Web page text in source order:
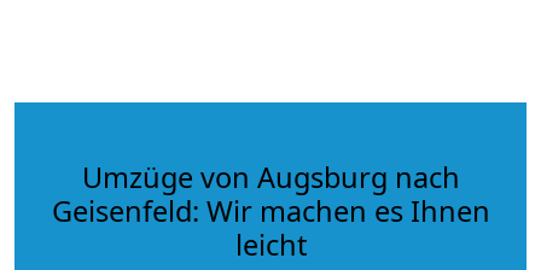
Umzüge von Augsburg nach
Geisenfeld: Wir machen es Ihnen
leicht